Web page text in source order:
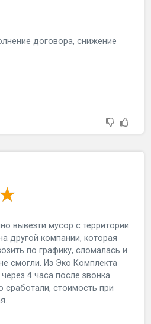
договора, снижение
вывезти мусор с территории
другой компании, которая
по графику, сломалась и
смогли. Из Эко Комплекта
4 часа после звонка.
сработали, стоимость при